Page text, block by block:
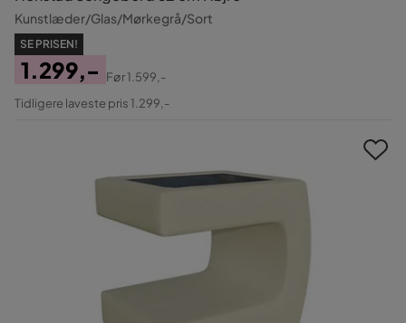
Kunstlæder/Glas/Mørkegrå/Sort
SE PRISEN!
Pris
1.299,-
Original
Før1.599,-
Tidligere laveste pris 1.299,-